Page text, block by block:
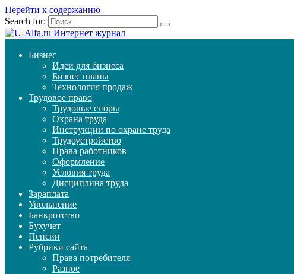
Перейти к содержанию
Search for:
Бизнес
Идеи для бизнеса
Бизнес планы
Технология продаж
Трудовое право
Трудовые споры
Охрана труда
Инструкции по охране труда
Трудоустройство
Права работников
Оформление
Условия труда
Дисциплина труда
Зараплата
Увольнение
Банкротство
Бухучет
Пенсии
Рубрики сайта
Права потребителя
Разное